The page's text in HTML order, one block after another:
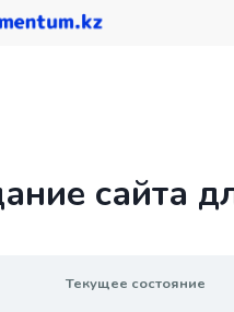
сайта
Текущее состояние